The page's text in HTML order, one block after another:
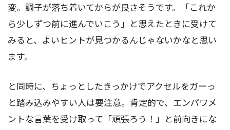
変。調子が落ち着いてからが良さそうです。「これか
ら少しずつ前に進んでいこう」と思えたときに受けて
みると、よいヒントが見つかるんじゃないかなと思い
ます。
と同時に、ちょっとしたきっかけでアクセルをガーっ
と踏み込みやすい人は要注意。肯定的で、エンパワメ
ントな言葉を受け取って「頑張ろう！」と前向きにな